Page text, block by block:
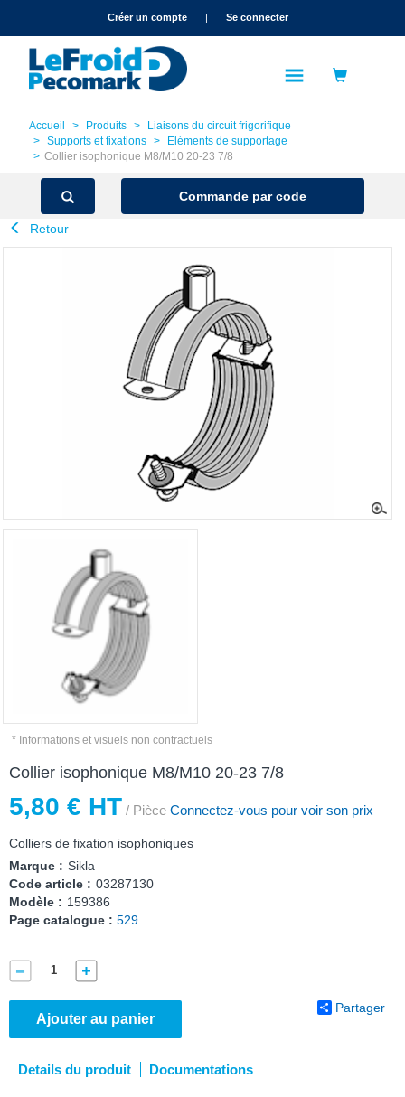
text.skipToNavigationCréer un compte | Se connecter
Accueil Produits
Liaisons du circuit frigorifique
Supports et fixations
Eléments de supportage
Collier isophonique M8/M10 20-23 7/8
Commande par code
Retour
* Informations et visuels non contractuels
Collier isophonique M8/M10 20-23 7/8
5,80 € HT / Pièce Connectez-vous pour voir son prix
Colliers de fixation isophoniques
Marque : Sikla
Code article : 03287130
Modèle : 159386
Page catalogue : 529
Ajouter au panier
Partager
Details du produit Documentations